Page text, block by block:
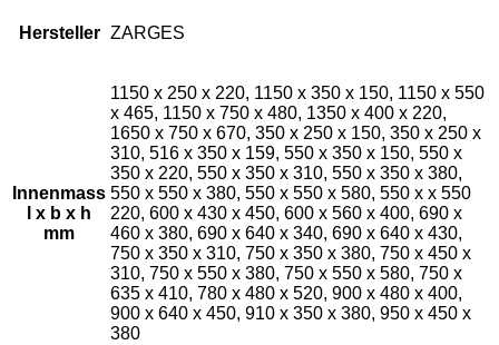
Hersteller ZARGES
Innenmass
l x b x h
mm
1150 x 250 x 220, 1150 x 350 x 150, 1150 x 550
x 465, 1150 x 750 x 480, 1350 x 400 x 220,
1650 x 750 x 670, 350 x 250 x 150, 350 x 250 x
310, 516 x 350 x 159, 550 x 350 x 150, 550 x
350 x 220, 550 x 350 x 310, 550 x 350 x 380,
550 x 550 x 380, 550 x 550 x 580, 550 x x 550
220, 600 x 430 x 450, 600 x 560 x 400, 690 x
460 x 380, 690 x 640 x 340, 690 x 640 x 430,
750 x 350 x 310, 750 x 350 x 380, 750 x 450 x
310, 750 x 550 x 380, 750 x 550 x 580, 750 x
635 x 410, 780 x 480 x 520, 900 x 480 x 400,
900 x 640 x 450, 910 x 350 x 380, 950 x 450 x
380